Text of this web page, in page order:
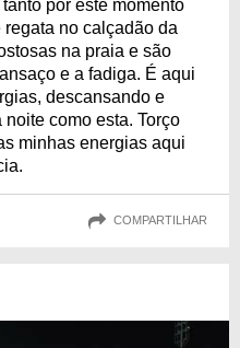
por este momento
no calçadão da
na praia e são
e a fadiga. É aqui
descansando e
como esta. Torço
minhas energias aqui
COMPARTILHAR